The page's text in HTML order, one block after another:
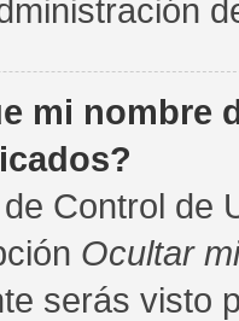
mi nombre
Control de
Ocultar
serás visto